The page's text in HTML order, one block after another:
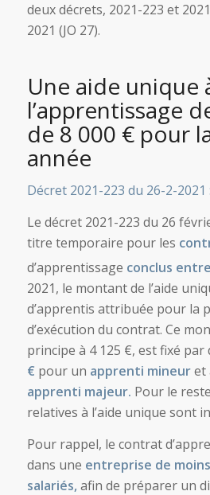
deux décrets, 2021-223 et
2021 (JO 27).
Une aide unique
l’apprentissage
de 8 000 € pour
année
Décret 2021-223 du 26-2-2021
Le décret 2021-223 du 26
titre temporaire pour les
d’apprentissage conclus entre
2021, le montant de l’aide
d’apprentis attribuée pour la
d’exécution du contrat. Ce
principe à 4 125 €, est fixé
€ pour un apprenti mineuret
apprenti majeur. Pour le
relatives à l’aide unique sont
Pour rappel, le contrat
dans une entreprise de
salariés,afin de préparer un